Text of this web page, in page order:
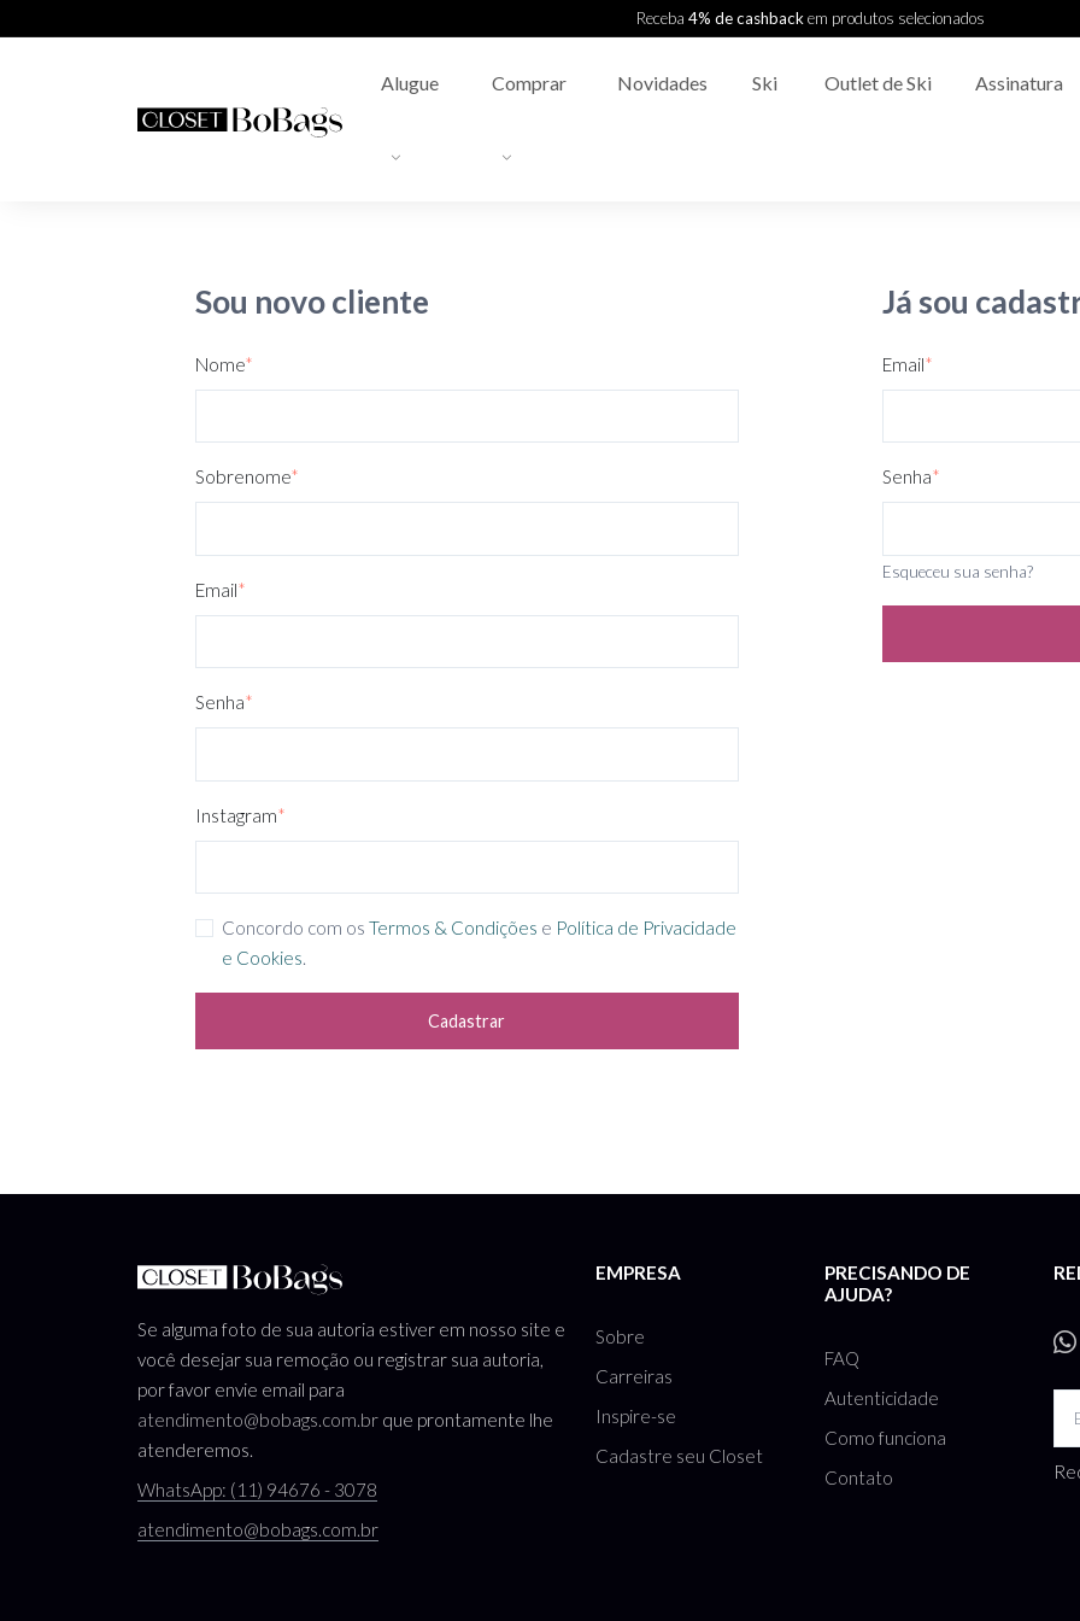
Receba 4% de cashbackem produtos selecionados
Alugue Comprar Novidades Ski Outlet de Ski Assinatura
Sou novo cliente
Nome*
Sobrenome*
Email*
Senha*
Instagram*
Concordo com osTermos & Condições e Política de Privacidade
e Cookies.
Cadastrar
Já sou
Email*
Senha*
Esqueceu sua senha?
Se alguma foto de sua autoria estiver em nosso site e
você desejar sua remoção ou registrar sua autoria,
por favor envie email para
atendimento@bobags.com.br que prontamente lhe
atenderemos.
WhatsApp: (11) 94676 - 3078
atendimento@bobags.com.br
EMPRESA
Sobre
Carreiras
Inspire-se
Cadastre seu Closet
PRECISANDO DE
AJUDA?
FAQ
Autenticidade
Como funciona
Contato